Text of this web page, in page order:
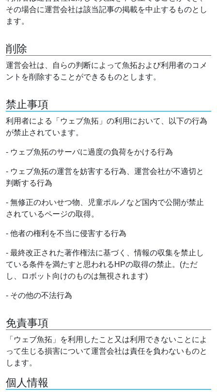
その場合に運営会社は該当記事の掲載を中止するものとし
ます。
削除
運営会社は、自らの判断によって魚拓および利用者のコメ
ントを削除することができるものとします。
禁止事項
利用者による「ウェブ魚拓」の利用において、以下の行為
が禁止されています。
- ウェブ魚拓のサーバに過度の負荷をかける行為
- ウェブ魚拓の運営を妨害する行為、運営会社が不適切と
判断する行為
- 無修正のわいせつ物、児童ポルノなど国内で公開が禁止
されているページの取得。
- 他者の権利を不当に侵害する行為
- 最終改正された著作権法に基づく、情報の収集を禁止し
ている条件を満たすと思われるHPの取得の禁止。(ただ
し、ロボット向けのものは無視されます)
- その他の不法行為
免責事項
「ウェブ魚拓」を利用したこと又は利用できないことによ
って生じる損害について運営会社は責任を負わないものと
します。
個人情報